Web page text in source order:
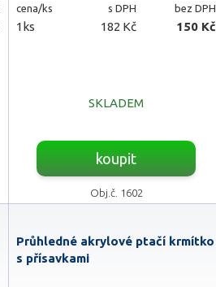
cena/ks s DPH bez DPH
1ks 182 Kč 150 Kč
SKLADEM
koupit
Obj.č. 1602
Průhledné akrylové ptačí krmítko
s přísavkami